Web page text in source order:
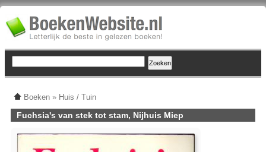
Boeken » Huis / Tuin
Fuchsia's van stek tot stam, Nijhuis Miep